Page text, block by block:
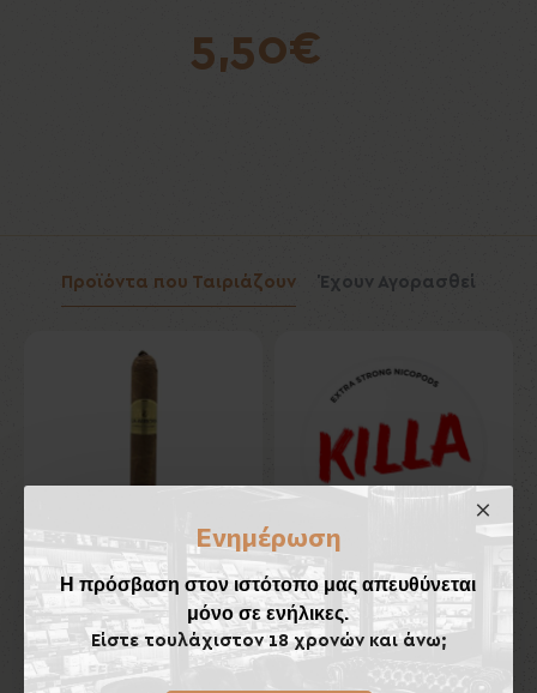
Ενημέρωση
Η πρόσβαση στον ιστότοπο μας απευθύνεται
μόνο σε ενήλικες.
Είστε τουλάχιστον 18 χρονών και άνω;
5,50€
Προϊόντα που Ταιριάζουν Έχουν Αγορασθεί
La Aurora Dominicana
Robusto
17,50€
KILLA Apple
6,50€